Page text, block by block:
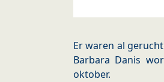
Er waren al
Barbara Danis
oktober.